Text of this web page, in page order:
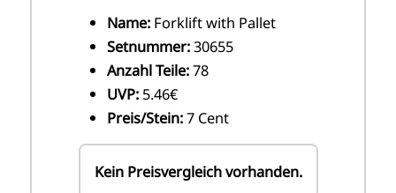
Name:Forklift with Pallet
Setnummer:30655
Anzahl Teile:78
UVP:5.46€
Preis/Stein:7 Cent
Kein Preisvergleich vorhanden.